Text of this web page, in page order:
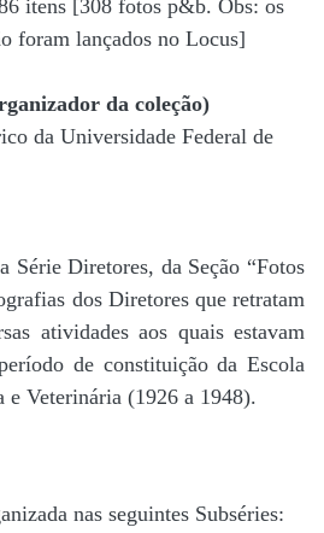
itens [308 fotos p&b. Obs: os
foram lançados no Locus]
da coleção)
da Universidade Federal de
Série Diretores, da Seção “Fotos
dos Diretores que retratam
atividades aos quais estavam
de constituição da Escola
Veterinária (1926 a 1948).
nas seguintes Subséries: